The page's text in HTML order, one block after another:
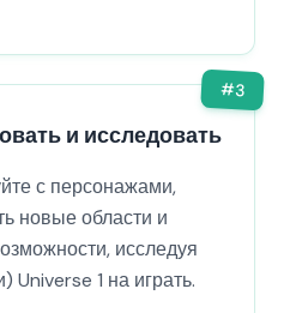
#3
и исследовать
с персонажами,
новые области и
исследуя
Universe 1 на играть.